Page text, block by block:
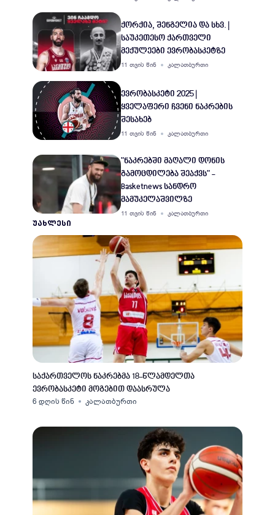
ქორქია, შენგელია და სხვ. |
საუკეთესო ქართველი
მექულეები ევრობასკეტზე
11 თვის წინ კალათბურთი
ევრობასკეტი 2025 |
ყველაფერი ჩვენი ნაკრების
შესახებ
11 თვის წინ კალათბურთი
"ნაკრებში მაღალი დონის
გამოცდილება შეაქვს" -
Basketnews სანდრო
მამუკელაშვილზე
11 თვის წინ კალათბურთი
ᲣᲐᲮᲚᲔᲡᲘ
საქართველოს ნაკრებმა 18-წლამდელთა
ევრობასკეტი მოგებით დაასრულა
6 დღის წინ კალათბურთი